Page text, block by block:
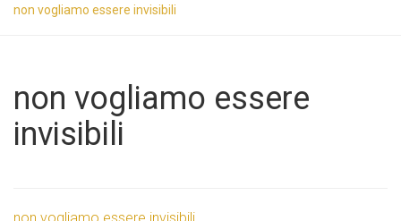
non vogliamo essere invisibili
non vogliamo essere
invisibili